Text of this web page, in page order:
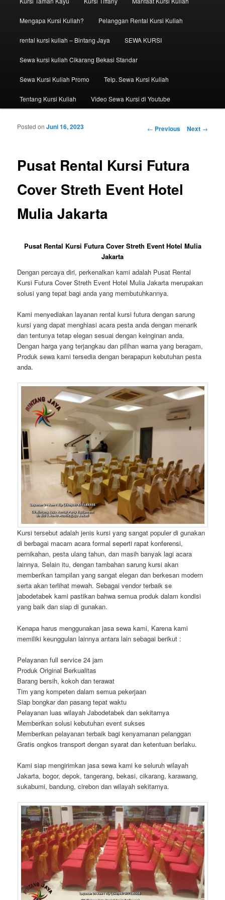
Mengapa Kursi Kuliah? Pelanggan Rental Kursi Kuliah
rental kursi kuliah – Bintang Jaya SEWA KURSI
Sewa kursi kuliah Cikarang Bekasi Standar
Sewa Kursi Kuliah Promo Telp. Sewa Kursi Kuliah
Tentang Kursi Kuliah Video Sewa Kursi di Youtube
Post navigation
← Previous Next →
Pusat Rental Kursi Futura
Cover Streth Event Hotel
Mulia Jakarta
Posted onJuni 16, 2023
Pusat Rental Kursi Futura Cover Streth Event Hotel Mulia
Jakarta
Dengan percaya diri, perkenalkan kami adalah Pusat Rental
Kursi Futura Cover Streth Event Hotel Mulia Jakarta merupakan
solusi yang tepat bagi anda yang membutuhkannya.
Kami menyediakan layanan rental kursi futura dengan sarung
kursi yang dapat menghiasi acara pesta anda dengan menarik
dan tentunya tetap elegan sesuai dengan keinginan anda.
Dengan harga yang terjangkau dan pilihan warna yang beragam,
Produk sewa kami tersedia dengan berapapun kebutuhan pesta
anda.
Kursi tersebut adalah jenis kursi yang sangat populer di gunakan
di berbagai macam acara formal seperti rapat konferensi,
pernikahan, pesta ulang tahun, dan masih banyak lagi acara
lainnya. Selain itu, dengan tambahan sarung kursi akan
memberikan tampilan yang sangat elegan dan berkesan modern
serta akan terlihat mewah. Sebagai vendor terbaik se
jabodetabek kami pastikan bahwa semua produk dalam kondisi
yang baik dan siap di gunakan.
Kenapa harus menggunakan jasa sewa kami, Karena kami
memiliki keunggulan lainnya antara lain sebagai berikut :
Pelayanan full service 24 jam
Produk Original Berkualitas
Barang bersih, kokoh dan terawat
Tim yang kompeten dalam semua pekerjaan
Siap bongkar dan pasang tepat waktu
Pelayanan luas wilayah Jabodetabek dan sekitarnya
Memberikan solusi kebutuhan event sukses
Memberikan pelayanan terbaik bagi kenyamanan pelanggan
Gratis ongkos transport dengan syarat dan ketentuan berlaku.
Kami siap mengirimkan jasa sewa kami ke seluruh wilayah
Jakarta, bogor, depok, tangerang, bekasi, cikarang, karawang,
sukabumi, bandung, cirebon dan wilayah sekitarnya.